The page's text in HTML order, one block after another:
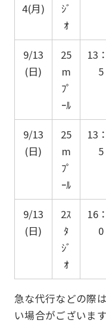
4(月)
ｼﾞ
ｵ
9/13
(日)
25
m
ﾌﾟ
ｰﾙ
13
5
9/13
(日)
25
m
ﾌﾟ
ｰﾙ
13
5
9/13
(日)
2ｽ
ﾀ
ｼﾞ
ｵ
16
0
急な代行などの際
い場合がございま